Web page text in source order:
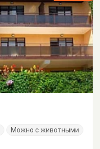
Можно с животными